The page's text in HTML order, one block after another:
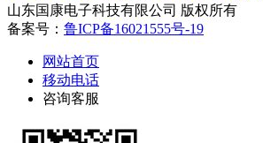
山东国康电子科技有限公司 版权所有
备案号： 鲁ICP备16021555号-19
网站首页
移动电话
咨询客服